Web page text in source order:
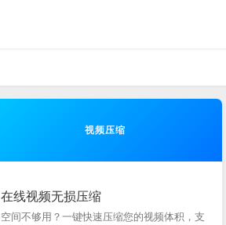
视频压缩
在线视频无损压缩
空间不够用？一键快速压缩您的视频体积，支